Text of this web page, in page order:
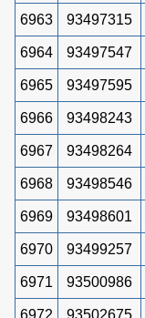
6963 93497315
6964 93497547
6965 93497595
6966 93498243
6967 93498264
6968 93498546
6969 93498601
6970 93499257
6971 93500986
6972 93502675